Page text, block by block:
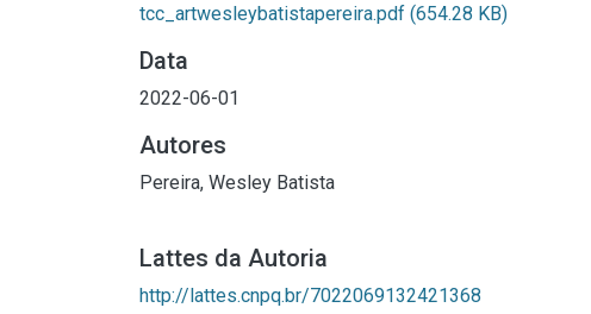
tcc_artwesleybatistapereira.pdf (654.28 KB)
Data
2022-06-01
Autores
Pereira, Wesley Batista
Lattes da Autoria
http://lattes.cnpq.br/7022069132421368